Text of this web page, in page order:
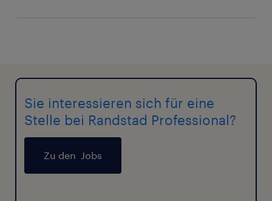
Sie interessieren sich für eine
Stelle bei Randstad Professional?
Zu den Jobs